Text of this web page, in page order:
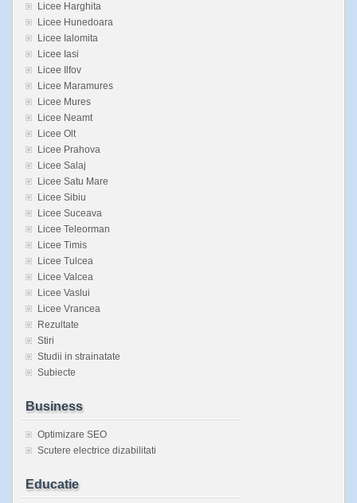
Licee Harghita
Licee Hunedoara
Licee Ialomita
Licee Iasi
Licee Ilfov
Licee Maramures
Licee Mures
Licee Neamt
Licee Olt
Licee Prahova
Licee Salaj
Licee Satu Mare
Licee Sibiu
Licee Suceava
Licee Teleorman
Licee Timis
Licee Tulcea
Licee Valcea
Licee Vaslui
Licee Vrancea
Rezultate
Stiri
Studii in strainatate
Subiecte
Business
Optimizare SEO
Scutere electrice dizabilitati
Educatie